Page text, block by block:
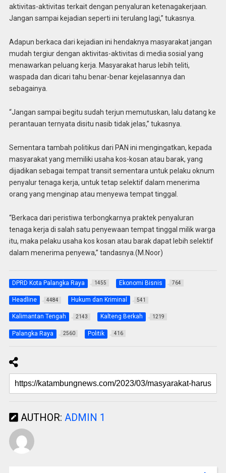
aktivitas-aktivitas terkait dengan penyaluran ketenagakerjaan.
Jangan sampai kejadian seperti ini terulang lagi,” tukasnya.
Adapun berkaca dari kejadian ini hendaknya masyarakat jangan
mudah tergiur dengan aktivitas-aktivitas di media sosial yang
menawarkan peluang kerja. Masyarakat harus lebih teliti,
waspada dan dicari tahu benar-benar kejelasannya dan
sebagainya.
“Jangan sampai begitu sudah terjun memutuskan, lalu datang ke
perantauan ternyata disitu nasib tidak jelas,” tukasnya.
Sementara tambah politikus dari PAN ini mengingatkan, kepada
masyarakat yang memiliki usaha kos-kosan atau barak, yang
dijadikan sebagai tempat transit sementara untuk pelaku oknum
penyalur tenaga kerja, untuk tetap selektif dalam menerima
orang yang menginap atau menyewa tempat tinggal.
“Berkaca dari peristiwa terbongkarnya praktek penyaluran
tenaga kerja di salah satu penyewaan tempat tinggal milik warga
itu, maka pelaku usaha kos kosan atau barak dapat lebih selektif
dalam menerima penyewa,” tandasnya.(M.Noor)
DPRD Kota Palangka Raya 1455 Ekonomi Bisnis 764
Headline 4484 Hukum dan Kriminal 541
Kalimantan Tengah 2143 Kalteng Berkah 1219
Palangka Raya 2560 Politik 416
AUTHOR: ADMIN 1